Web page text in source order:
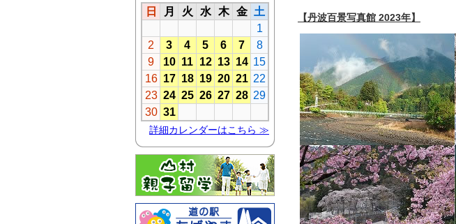
【丹波百景写真館 2023年】